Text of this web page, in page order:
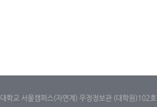
학교 서울캠퍼스(자연계) 우정정보관 (대학원)102호